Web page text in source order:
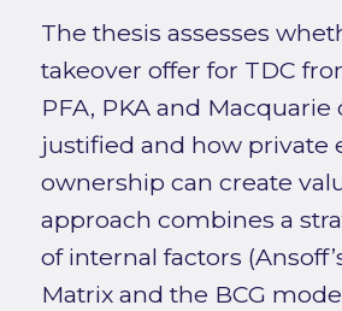
The thesis assesses
takeover offer for TDC
PFA, PKA and
justified and how private
ownership can create
approach combines a
of internal factors
Matrix and the BCG